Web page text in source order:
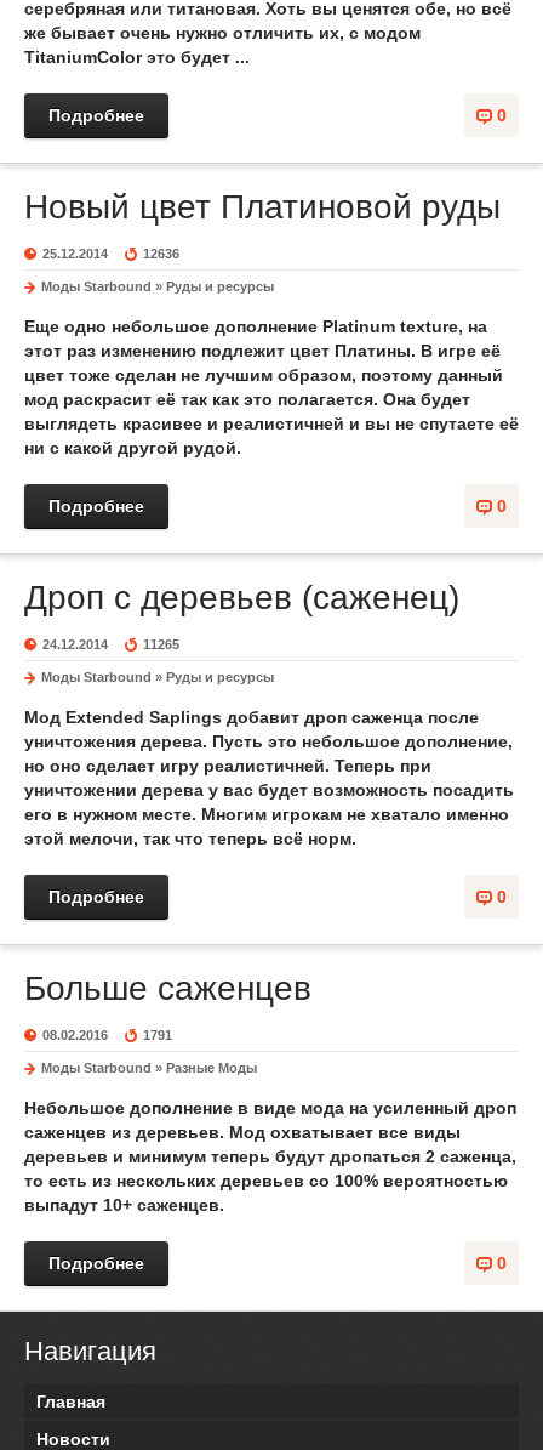
серебряная или титановая. Хоть вы ценятся обе, но всё
же бывает очень нужно отличить их, с модом
TitaniumColor это будет ...
0
Подробнее
Новый цвет Платиновой руды
25.12.2014 12636
Моды Starbound » Руды и ресурсы
Еще одно небольшое дополнение Platinum texture, на
этот раз изменению подлежит цвет Платины. В игре её
цвет тоже сделан не лучшим образом, поэтому данный
мод раскрасит её так как это полагается. Она будет
выглядеть красивее и реалистичней и вы не спутаете её
ни с какой другой рудой.
0
Подробнее
Дроп с деревьев (саженец)
24.12.2014 11265
Моды Starbound » Руды и ресурсы
Мод Extended Saplings добавит дроп саженца после
уничтожения дерева. Пусть это небольшое дополнение,
но оно сделает игру реалистичней. Теперь при
уничтожении дерева у вас будет возможность посадить
его в нужном месте. Многим игрокам не хватало именно
этой мелочи, так что теперь всё норм.
0
Подробнее
Больше саженцев
08.02.2016 1791
Моды Starbound » Разные Моды
Небольшое дополнение в виде мода на усиленный дроп
саженцев из деревьев. Мод охватывает все виды
деревьев и минимум теперь будут дропаться 2 саженца,
то есть из нескольких деревьев со 100% вероятностью
выпадут 10+ саженцев.
0
Подробнее
Навигация
Главная
Новости